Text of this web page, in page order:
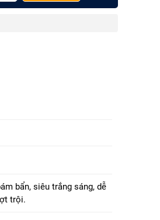
bẩn, siêu trắng sáng, dễ
trội.